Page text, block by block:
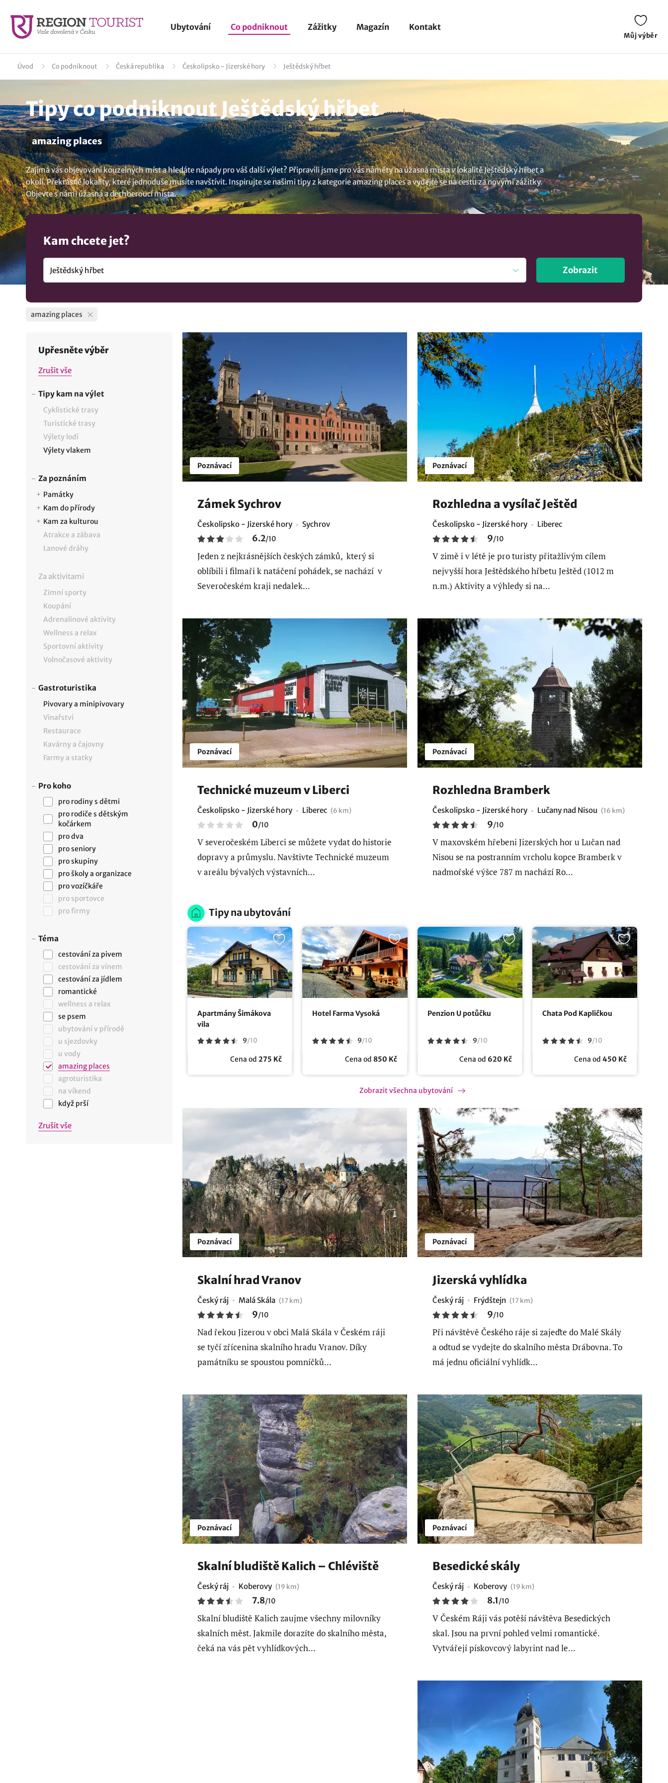
Ubytování Co podniknout Zážitky Magazín Kontakt
Můj výběr
Úvod Co podniknout Česká republika Českolipsko - Jizerské hory Ještědský hřbet
Tipy co podniknout Ještědský hřbet
amazing places
Zajímá vás objevování kouzelných míst a hledáte nápady pro váš další výlet? Připravili jsme pro vás náměty na úžasná místa v lokalitě Ještědský hřbet a
okolí. Překrásné lokality, které jednoduše musíte navštívit. Inspirujte se našimi tipy z kategorie amazing places a vydejte se na cestu za novými zážitky.
Objevte s námi úžasná a dechberoucí místa.
Kam chcete jet?
Zobrazit
amazing places
Upřesněte výběr
Zrušit vše
Tipy kam na výlet
Cyklistické trasy
Turistické trasy
Výlety lodí
Výlety vlakem
Za poznáním
Památky
Kam do přírody
Kam za kulturou
Atrakce a zábava
Lanové dráhy
Za aktivitami
Zimní sporty
Koupání
Adrenalinové aktivity
Wellness a relax
Sportovní aktivity
Volnočasové aktivity
Gastroturistika
Pivovary a minipivovary
Vinařství
Restaurace
Kavárny a čajovny
Farmy a statky
Pro koho
pro rodiny s dětmi
pro rodiče s dětským
kočárkem
pro dva
pro seniory
pro skupiny
pro školy a organizace
pro vozíčkáře
pro sportovce
pro firmy
Téma
cestování za pivem
cestování za vínem
cestování za jídlem
romantické
wellness a relax
se psem
ubytování v přírodě
u sjezdovky
u vody
amazing places
agroturistika
na víkend
když prší
Zrušit vše
Poznávací
Zámek Sychrov
Českolipsko - Jizerské hory Sychrov
6.2/10
Jeden z nejkrásnějších českých zámků, který si
oblíbili i filmaři k natáčení pohádek, se nachází v
Severočeském kraji nedalek...
Poznávací
Rozhledna a vysílač Ještěd
Českolipsko - Jizerské hory Liberec
9/10
V zimě i v létě je pro turisty přitažlivým cílem
nejvyšší hora Ještědského hřbetu Ještěd (1012 m
n.m.) Aktivity a výhledy si na...
Poznávací
Technické muzeum v Liberci
Českolipsko - Jizerské hory Liberec (6 km)
0/10
V severočeském Liberci se můžete vydat do historie
dopravy a průmyslu. Navštivte Technické muzeum
v areálu bývalých výstavních...
Poznávací
Rozhledna Bramberk
Českolipsko - Jizerské hory Lučany nad Nisou (16 km)
9/10
V maxovském hřebeni Jizerských hor u Lučan nad
Nisou se na postranním vrcholu kopce Bramberk v
nadmořské výšce 787 m nachází Ro...
Tipy na ubytování
Apartmány Šimákova
vila
9/10
Cena od275 Kč
Hotel Farma Vysoká
9/10
Cena od 850 Kč
Penzion U potůčku
9/10
Cena od 620 Kč
Chata Pod Kapličkou
9/10
Cena od 450 Kč
Zobrazit všechna ubytování
Poznávací
Skalní hrad Vranov
Český ráj Malá Skála (17 km)
9/10
Nad řekou Jizerou v obci Malá Skála v Českém ráji
se tyčí zřícenina skalního hradu Vranov. Díky
památníku se spoustou pomníčků...
Poznávací
Jizerská vyhlídka
Český ráj Frýdštejn (17 km)
9/10
Při návštěvě Českého ráje si zajeďte do Malé Skály
a odtud se vydejte do skalního města Drábovna. To
má jednu oficiální vyhlídk...
Poznávací
Skalní bludiště Kalich – Chléviště
Český ráj Koberovy (19 km)
7.8/10
Skalní bludiště Kalich zaujme všechny milovníky
skalních měst. Jakmile dorazíte do skalního města,
čeká na vás pět vyhlídkových...
Poznávací
Besedické skály
Český ráj Koberovy (19 km)
8.1/10
V Českém Ráji vás potěší návštěva Besedických
skal. Jsou na první pohled velmi romantické.
Vytvářejí pískovcový labyrint nad le...